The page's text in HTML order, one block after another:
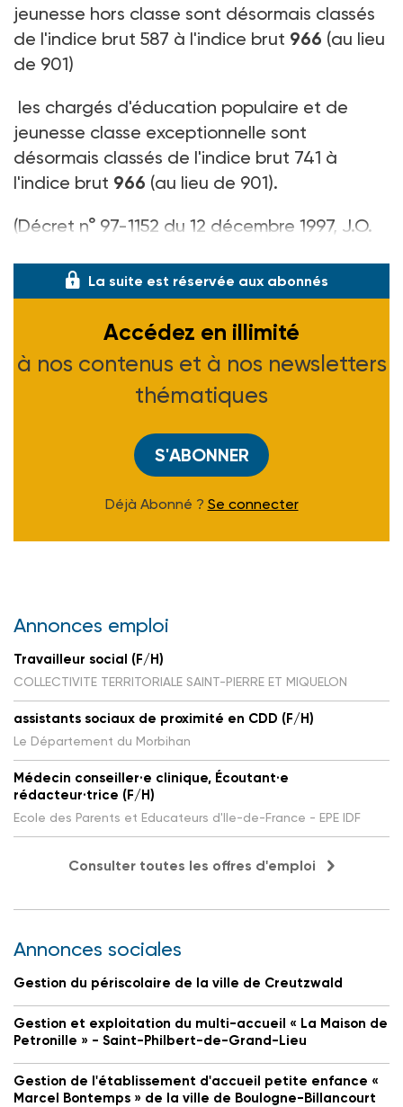
jeunesse hors classe sont désormais classés
de l'indice brut 587 à l'indice brut 966 (au lieu
de 901)
les chargés d'éducation populaire et de
jeunesse classe exceptionnelle sont
désormais classés de l'indice brut 741 à
l'indice brut 966 (au lieu de 901).
(Décret n° 97-1152 du 12 décembre 1997, J.O.
La suite est réservée aux abonnés
Accédez en illimité
à nos contenus et à nos newsletters
thématiques
S'ABONNER
Déjà Abonné ? Se connecter
Annonces emploi
Travailleur social (F/H)
COLLECTIVITE TERRITORIALE SAINT-PIERRE ET MIQUELON
assistants sociaux de proximité en CDD (F/H)
Le Département du Morbihan
Médecin conseiller·e clinique, Écoutant·e
rédacteur·trice (F/H)
Ecole des Parents et Educateurs d'Ile-de-France - EPE IDF
Consulter toutes les offres d'emploi
Annonces sociales
Gestion du périscolaire de la ville de Creutzwald
Gestion et exploitation du multi-accueil « La Maison de
Petronille » - Saint-Philbert-de-Grand-Lieu
Gestion de l'établissement d'accueil petite enfance «
Marcel Bontemps » de la ville de Boulogne-Billancourt